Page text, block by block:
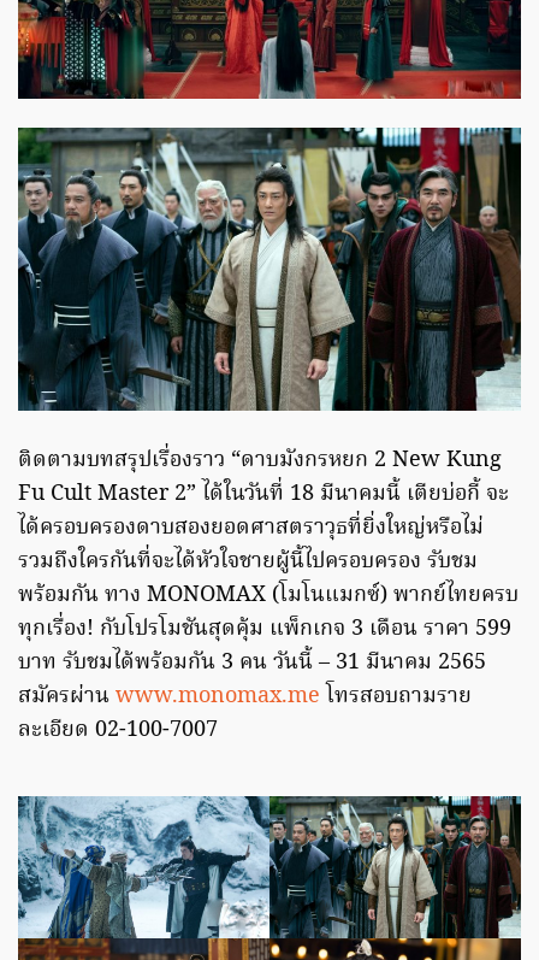
ติดตามบทสรุปเรื่องราว “ดาบมังกรหยก 2 New Kung
Fu Cult Master 2” ได้ในวันที่ 18 มีนาคมนี้ เตียบ่อกี้ จะ
ได้ครอบครองดาบสองยอดศาสตราวุธที่ยิ่งใหญ่หรือไม่
รวมถึงใครกันที่จะได้หัวใจชายผู้นี้ไปครอบครอง รับชม
พร้อมกัน ทาง MONOMAX (โมโนแมกซ์) พากย์ไทยครบ
ทุกเรื่อง! กับโปรโมชันสุดคุ้ม แพ็กเกจ 3 เดือน ราคา 599
บาท รับชมได้พร้อมกัน 3 คน วันนี้ – 31 มีนาคม 2565
สมัครผ่านwww.monomax.me โทรสอบถามราย
ละเอียด 02-100-7007